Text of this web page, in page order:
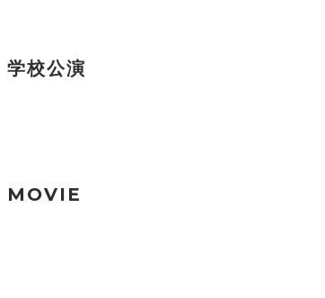
学校公演
MOVIE